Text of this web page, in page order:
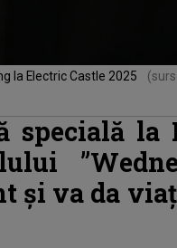
la Electric Castle 2025
specială la
și va da